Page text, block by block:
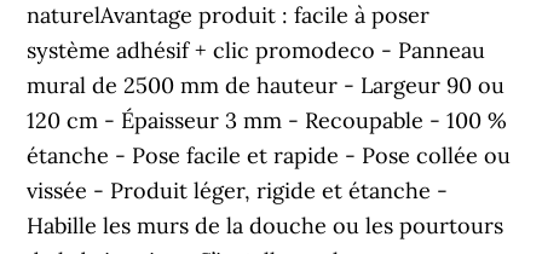
naturelAvantage produit : facile à poser
système adhésif + clic promodeco - Panneau
mural de 2500 mm de hauteur - Largeur 90 ou
120 cm - Épaisseur 3 mm - Recoupable - 100 %
étanche - Pose facile et rapide - Pose collée ou
vissée - Produit léger, rigide et étanche -
Habille les murs de la douche ou les pourtours